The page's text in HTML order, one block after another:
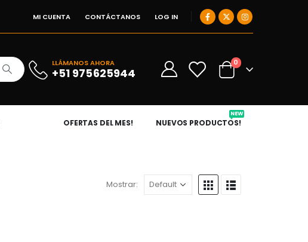
MI CUENTA CONTÁCTANOS LOG IN
LLÁMANOS AHORA
+51 975625944
0 0
OFERTAS DEL MES! NUEVOS PRODUCTOS!
NEW
Mostrar: